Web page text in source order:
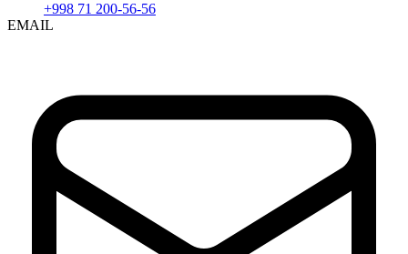
+998 71 200-56-56
EMAIL